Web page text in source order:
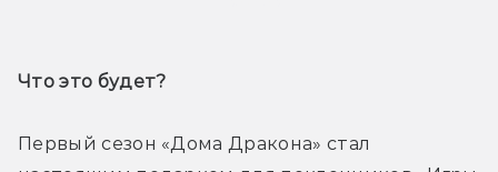
Что это будет?
Первый сезон «Дома Дракона» стал